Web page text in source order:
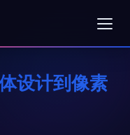
设计到像素